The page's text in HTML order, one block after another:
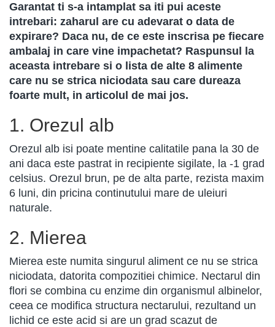
Garantat ti s-a intamplat sa iti pui aceste
intrebari: zaharul are cu adevarat o data de
expirare? Daca nu, de ce este inscrisa pe fiecare
ambalaj in care vine impachetat? Raspunsul la
aceasta intrebare si o lista de alte 8 alimente
care nu se strica niciodata sau care dureaza
foarte mult, in articolul de mai jos.
1. Orezul alb
Orezul alb isi poate mentine calitatile pana la 30 de
ani daca este pastrat in recipiente sigilate, la -1 grad
celsius. Orezul brun, pe de alta parte, rezista maxim
6 luni, din pricina continutului mare de uleiuri
naturale.
2. Mierea
Mierea este numita singurul aliment ce nu se strica
niciodata, datorita compozitiei chimice. Nectarul din
flori se combina cu enzime din organismul albinelor,
ceea ce modifica structura nectarului, rezultand un
lichid ce este acid si are un grad scazut de